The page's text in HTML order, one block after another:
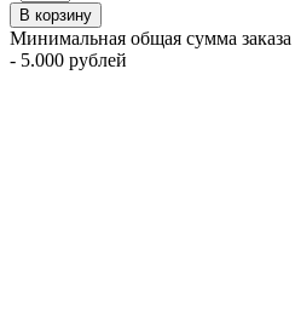
В корзину
Минимальная общая сумма
- 5.000 рублей